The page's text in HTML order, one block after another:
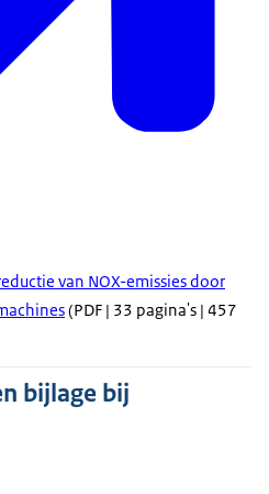
van NOX-emissies door
(PDF | 33 pagina's | 457
bijlage bij